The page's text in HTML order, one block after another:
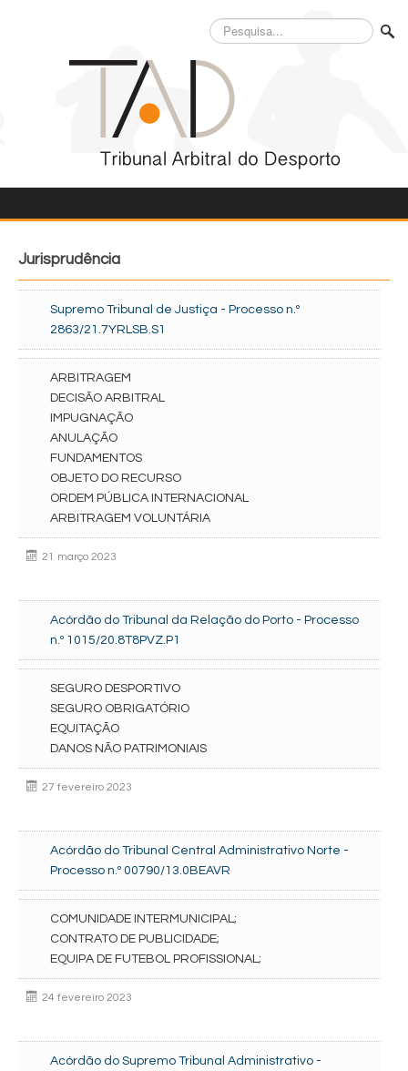
Pesquisa...
Jurisprudência
Supremo Tribunal de Justiça - Processo n.º
2863/21.7YRLSB.S1
ARBITRAGEM
DECISÃO ARBITRAL
IMPUGNAÇÃO
ANULAÇÃO
FUNDAMENTOS
OBJETO DO RECURSO
ORDEM PÚBLICA INTERNACIONAL
ARBITRAGEM VOLUNTÁRIA
21 março 2023
Acórdão do Tribunal da Relação do Porto - Processo
n.º 1015/20.8T8PVZ.P1
SEGURO DESPORTIVO
SEGURO OBRIGATÓRIO
EQUITAÇÃO
DANOS NÃO PATRIMONIAIS
27 fevereiro 2023
Acórdão do Tribunal Central Administrativo Norte -
Processo n.º 00790/13.0BEAVR
COMUNIDADE INTERMUNICIPAL;
CONTRATO DE PUBLICIDADE;
EQUIPA DE FUTEBOL PROFISSIONAL;
24 fevereiro 2023
Acórdão do Supremo Tribunal Administrativo -